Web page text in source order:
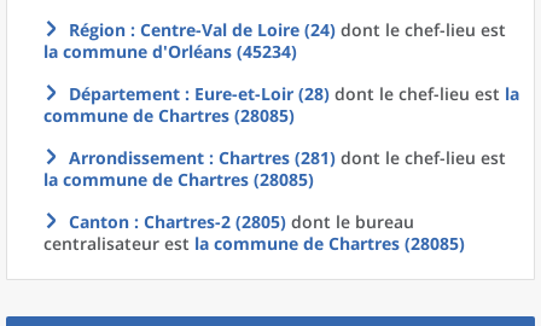
Région : Centre-Val de Loire (24) dont le chef-lieu est
la commune d'Orléans (45234)
Département : Eure-et-Loir (28) dont le chef-lieu est la
commune de Chartres (28085)
Arrondissement : Chartres (281) dont le chef-lieu est
la commune de Chartres (28085)
Canton : Chartres-2 (2805) dont le bureau
centralisateur est la commune de Chartres (28085)